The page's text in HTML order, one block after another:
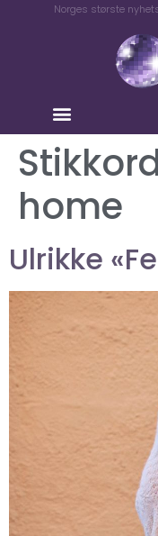
Norges største
home
Ulrikke